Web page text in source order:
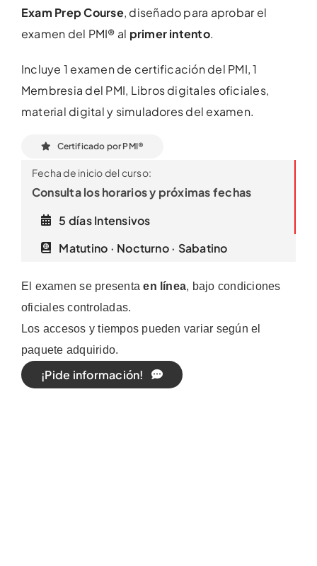
Exam Prep Course, diseñado para aprobar el
examen del PMI® al primer intento.
Incluye 1 examen de certificación del PMI, 1
Membresia del PMI, Libros digitales oficiales,
material digital y simuladores del examen.
Certificado por PMI®
Fecha de inicio del curso:
Consulta los horarios y próximas fechas
5 días Intensivos
Matutino · Nocturno · Sabatino
El examen se presentaen línea, bajo condiciones
oficiales controladas.
Los accesos y tiempos pueden variar según el
paquete adquirido.
¡Pide información!